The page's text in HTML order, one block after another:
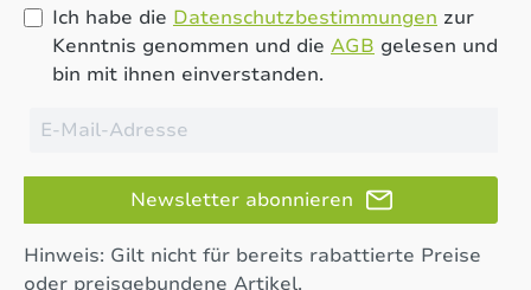
Ich habe die Datenschutzbestimmungen zur
Kenntnis genommen und die AGB gelesen und
bin mit ihnen einverstanden.
Newsletter abonnieren
Hinweis: Gilt nicht für bereits rabattierte Preise
oder preisgebundene Artikel.